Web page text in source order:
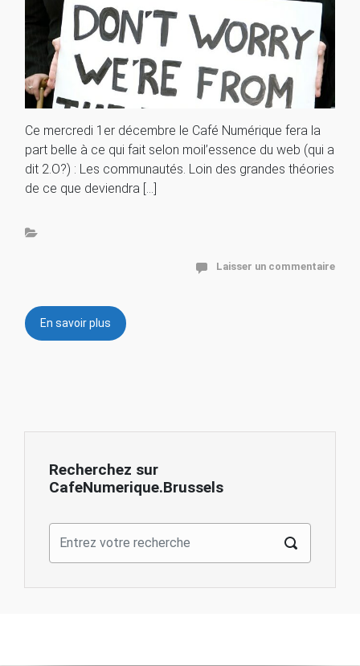
Ce mercredi 1er décembre le Café Numérique fera la
part belle à ce qui fait selon moil’essence du web (qui a
dit 2.O?) : Les communautés. Loin des grandes théories
de ce que deviendra […]
Laisser un commentaire
En savoir plus
Recherchez sur
CafeNumerique.Brussels